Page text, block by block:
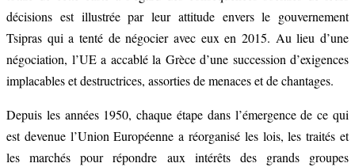
décisions est illustrée par leur attitude envers le gouvernement
Tsipras qui a tenté de négocier avec eux en 2015. Au lieu d’une
négociation, l’UE a accablé la Grèce d’une succession d’exigences
implacables et destructrices, assorties de menaces et de chantages.
Depuis les années 1950, chaque étape dans l’émergence de ce qui
est devenue l’Union Européenne a réorganisé les lois, les traités et
les marchés pour répondre aux intérêts des grands groupes